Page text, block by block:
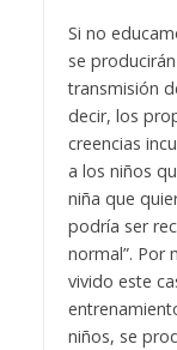
Si no
se
transmisión
decir, los
creencias
a los niños
niña que
podría ser
normal”. Por
vivido este
niños, se